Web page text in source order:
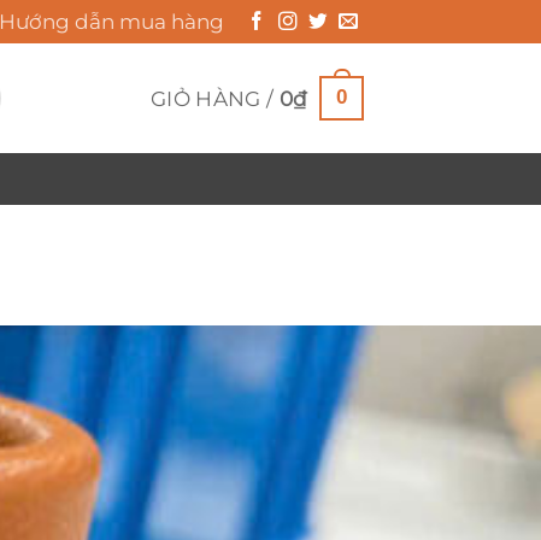
Hướng dẫn mua hàng
GIỎ HÀNG / 0₫ 0